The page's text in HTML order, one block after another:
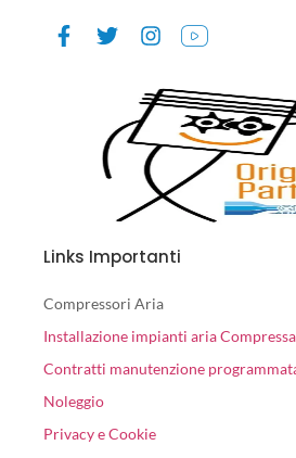
Links Importanti
Compressori Aria
Installazione impianti aria Compressa
Contratti manutenzione
Noleggio
Privacy e Cookie